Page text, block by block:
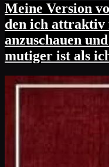
Meine Version
den ich attraktiv
anzuschauen
mutiger ist als